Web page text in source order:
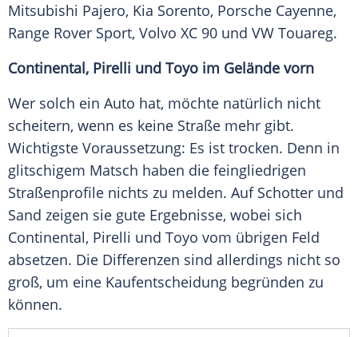
Mitsubishi Pajero, Kia Sorento, Porsche Cayenne,
Range Rover Sport, Volvo XC 90 und VW Touareg.
Continental, Pirelli und Toyo im Gelände vorn
Wer solch ein Auto hat, möchte natürlich nicht
scheitern, wenn es keine Straße mehr gibt.
Wichtigste Voraussetzung: Es ist trocken. Denn in
glitschigem Matsch haben die feingliedrigen
Straßenprofile nichts zu melden. Auf Schotter und
Sand zeigen sie gute Ergebnisse, wobei sich
Continental, Pirelli und Toyo vom übrigen Feld
absetzen. Die Differenzen sind allerdings nicht so
groß, um eine Kaufentscheidung begründen zu
können.